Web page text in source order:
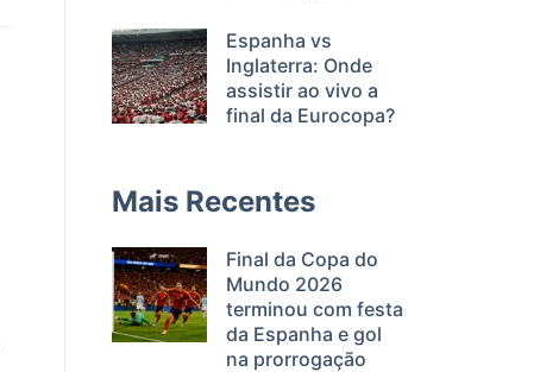
Espanha vs
Inglaterra: Onde
assistir ao vivo a
final da Eurocopa?
Mais Recentes
Final da Copa do
Mundo 2026
terminou com festa
da Espanha e gol
na prorrogação